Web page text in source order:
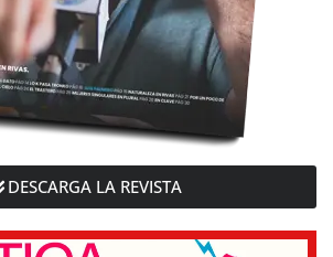
DESCARGA LA REVISTA